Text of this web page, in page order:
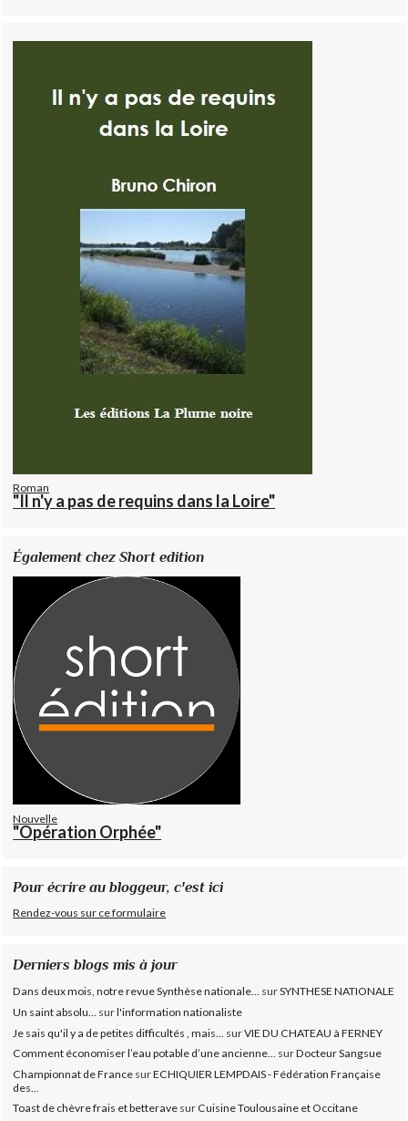
Roman
"Il n'y a pas de requins dans la Loire"
Également chez Short edition
Nouvelle
"Opération Orphée"
Pour écrire au bloggeur, c'est ici
Rendez-vous sur ce formulaire
Derniers blogs mis à jour
Dans deux mois, notre revue Synthèse nationale... surSYNTHESE NATIONALE
Un saint absolu…
surl'information nationaliste
Je sais qu'il y a de petites difficultés , mais...
surVIE DU CHATEAU à FERNEY
Comment économiser l’eau potable d’une ancienne... surDocteur Sangsue
Championnat de France surECHIQUIER LEMPDAIS - Fédération Française
des...
Toast de chèvre frais et betterave surCuisine Toulousaine et Occitane